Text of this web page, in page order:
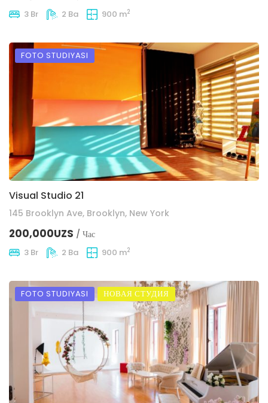
3 Br 2 Ba 900 m2
FOTO STUDIYASI
Visual Studio 21
145 Brooklyn Ave, Brooklyn, New York
200,000UZS / Час
3 Br 2 Ba 900 m2
FOTO STUDIYASI НОВАЯ СТУДИЯ